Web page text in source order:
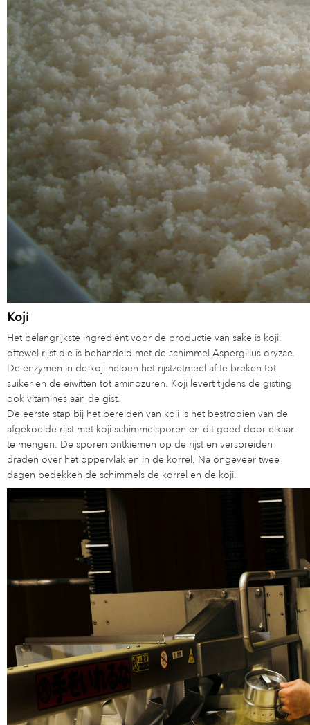
Koji
Het belangrijkste ingrediënt voor de productie van sake is koji,
oftewel rijst die is behandeld met de schimmel Aspergillus oryzae.
De enzymen in de koji helpen het rijstzetmeel af te breken tot
suiker en de eiwitten tot aminozuren. Koji levert tijdens de gisting
ook vitamines aan de gist.
De eerste stap bij het bereiden van koji is het bestrooien van de
afgekoelde rijst met koji-schimmelsporen en dit goed door elkaar
te mengen. De sporen ontkiemen op de rijst en verspreiden
draden over het oppervlak en in de korrel. Na ongeveer twee
dagen bedekken de schimmels de korrel en de koji.